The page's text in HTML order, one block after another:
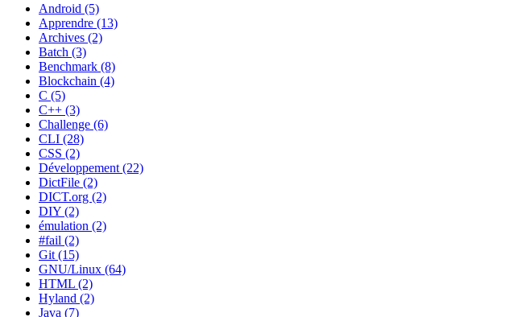
Android (5)
Apprendre (13)
Archives (2)
Batch (3)
Benchmark (8)
Blockchain (4)
C (5)
C++ (3)
Challenge (6)
CLI (28)
CSS (2)
Développement (22)
DictFile (2)
DICT.org (2)
DIY (2)
émulation (2)
#fail (2)
Git (15)
GNU/Linux (64)
HTML (2)
Hyland (2)
Java (7)